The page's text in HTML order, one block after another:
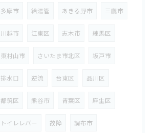
多摩市 給湯管 あきる野市 三鷹市
川越市 江東区 志木市 練馬区
東村山市 さいたま市北区 坂戸市
排水口 逆流 台東区 品川区
都筑区 熊谷市 青葉区 麻生区
トイレレバー 故障 調布市